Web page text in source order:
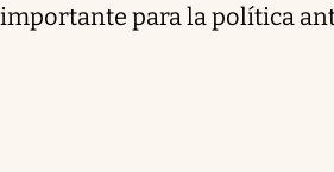
importante para la política